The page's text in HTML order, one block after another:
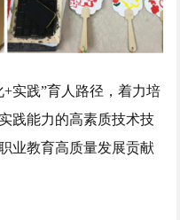
实践”育人路径，着力培
践能力的高素质技术技
业教育高质量发展贡献